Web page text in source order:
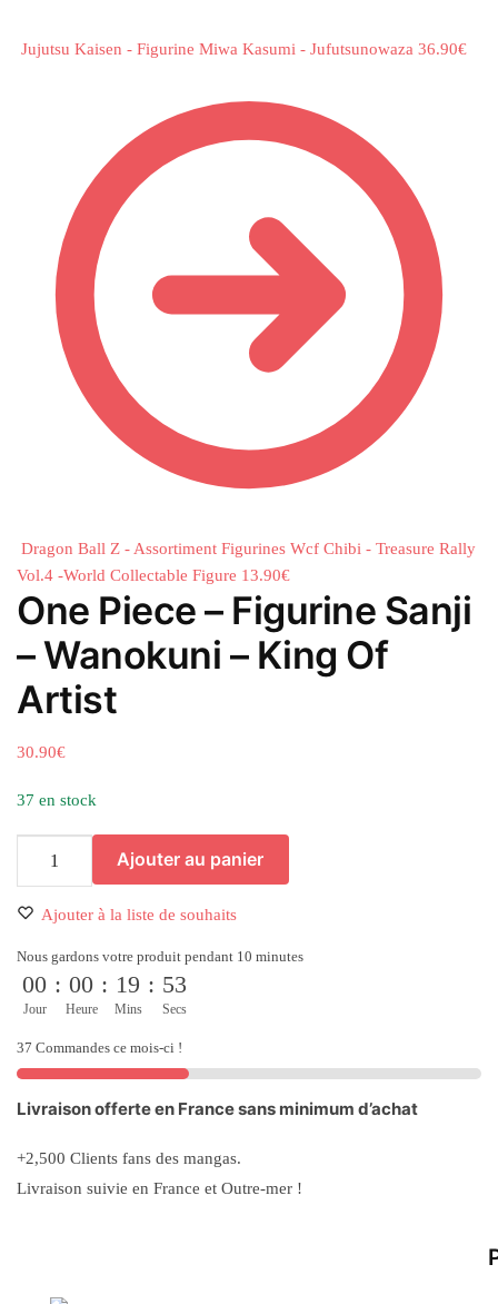
Jujutsu Kaisen - Figurine Miwa Kasumi - Jufutsunowaza 36.90€
Dragon Ball Z - Assortiment Figurines Wcf Chibi - Treasure Rally
Vol.4 -World Collectable Figure 13.90€
One Piece – Figurine Sanji
– Wanokuni – King Of
Artist
30.90€
37 en stock
Ajouter au panier
Ajouter à la liste de souhaits
Nous gardons votre produit pendant 10 minutes
00
Jour
: 00
Heure
: 19
Mins
: 52
Secs
37 Commandes ce mois-ci !
Livraison offerte en France sans minimum d’achat
+2,500 Clients fans des mangas.
Livraison suivie en France et Outre-mer !